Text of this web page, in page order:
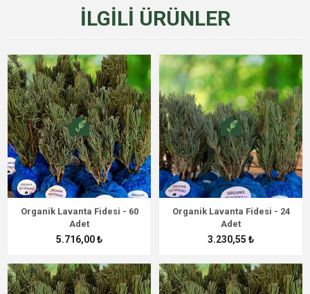
İLGILI ÜRÜNLER
Organik Lavanta Fidesi - 60
Adet
5.716,00 ₺
Organik Lavanta Fidesi - 24
Adet
3.230,55 ₺